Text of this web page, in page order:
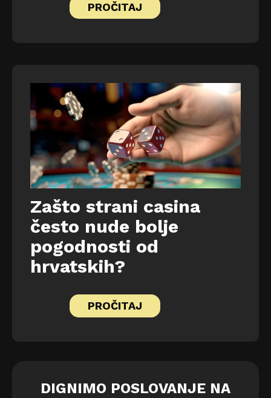
PROČITAJ
Zašto strani casina
često nude bolje
pogodnosti od
hrvatskih?
PROČITAJ
DIGNIMO POSLOVANJE NA